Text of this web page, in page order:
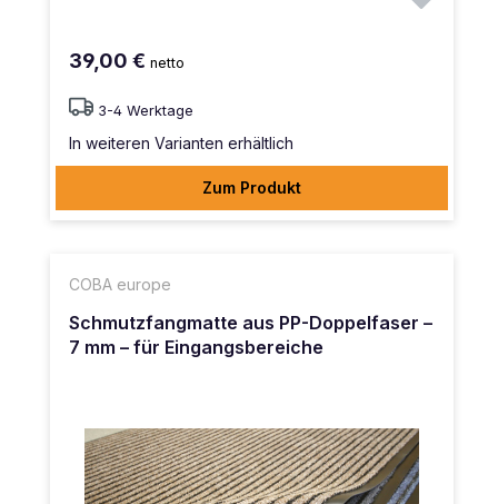
39,00 € netto
3-4 Werktage
In weiteren Varianten erhältlich
Zum Produkt
COBA europe
Schmutzfangmatte aus PP-Doppelfaser –
7 mm – für Eingangsbereiche